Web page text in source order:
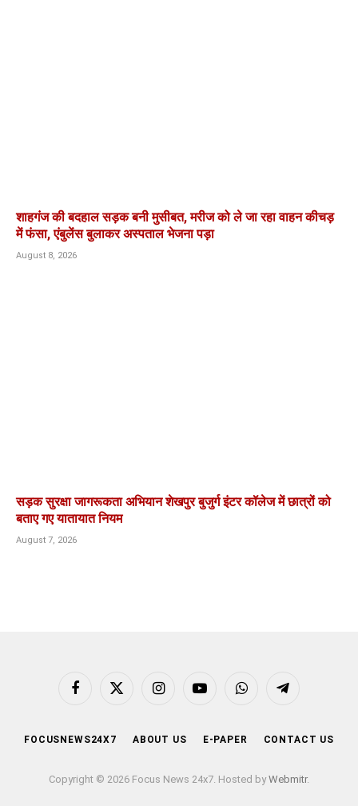
शाहगंज की बदहाल सड़क बनी मुसीबत, मरीज को ले जा रहा वाहन कीचड़
में फंसा, एंबुलेंस बुलाकर अस्पताल भेजना पड़ा
August 8, 2026
सड़क सुरक्षा जागरूकता अभियान शेखपुर बुजुर्ग इंटर कॉलेज में छात्रों को
बताए गए यातायात नियम
August 7, 2026
Facebook
X
InstagramYouTubeWhatsAppTelegram
FOCUSNEWS24X7 ABOUT US E-PAPER CONTACT US
Copyright © 2026 Focus News 24x7. Hosted byWebmitr.